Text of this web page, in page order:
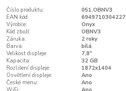
Číslo produktu:
051.OBNV3
EAN kód:
6949710304227
Výrobce:
Onyx
Kód zboží:
OBNV3
Záruka:
2 roky
Barva:
bílá
Velikost displeje:
7,8"
Kapacita:
32 GB
Rozlišení displeje:
1872x1404
Osvětlení displeje:
Ano
České menu:
Ano